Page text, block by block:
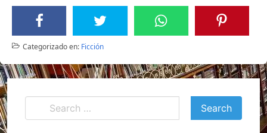
Categorizado en: Ficción